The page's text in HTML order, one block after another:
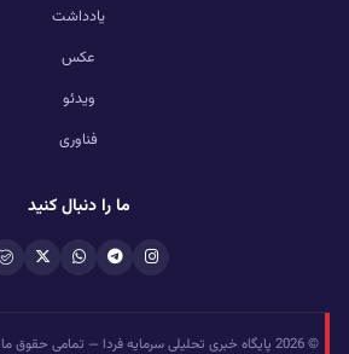
یادداشت
عکس
ویدئو
فناوری
ما را دنبال کنید
© 2026 پایگاه خبری تحلیلی سرمایه فردا — تمامی